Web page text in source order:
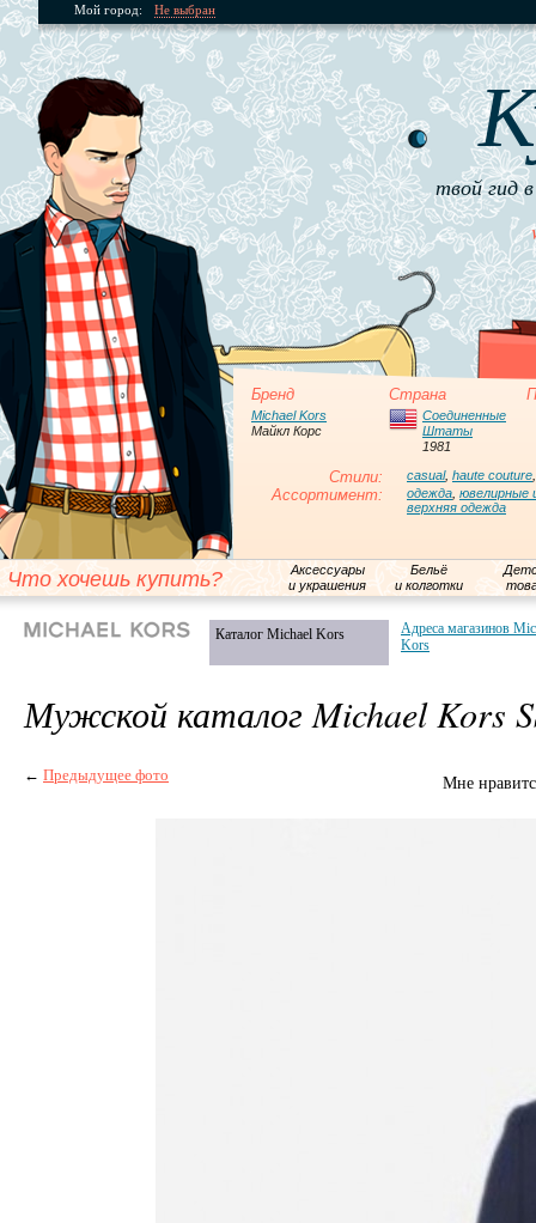
Мой город: Не выбран
твой гид
Бренд Страна
Michael Kors
Майкл Корс
Соединенные
Штаты
1981
Стили: casual, haute couture
Ассортимент: одежда ювелирные
верхняя одежда
Что хочешь купить?
Аксессуары
и украшения
Бельё
и колготки
Каталог Michael Kors
Адреса магазинов
Kors
Мужской каталог Michael Kors
← Предыдущее фото Мне